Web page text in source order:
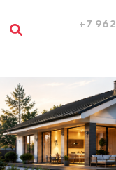
+7 962